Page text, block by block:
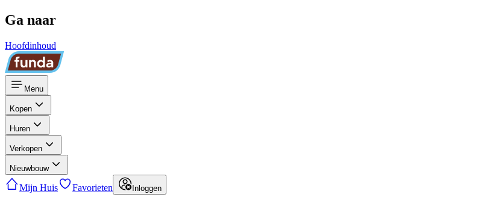
Ga naar
Hoofdinhoud
Menu
Kopen
Huren
Verkopen
Nieuwbouw
Mijn Huis Favorieten Inloggen